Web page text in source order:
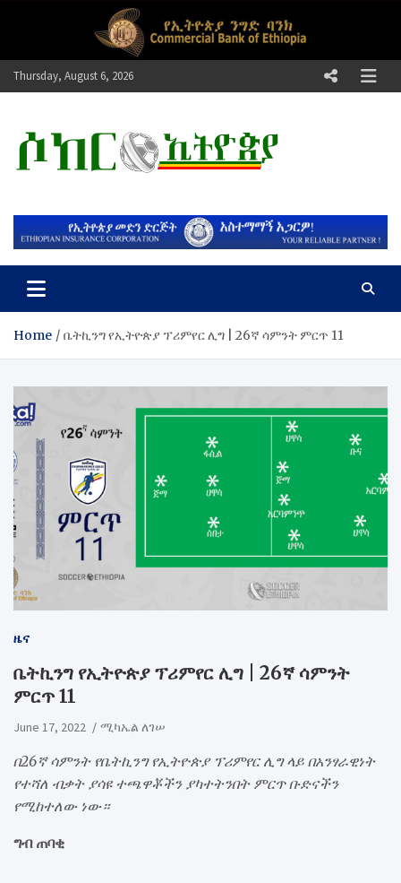
Thursday, August 6, 2026
ሶከር ኢትዮጵያ
Home ቤትኪንግ የኢትዮጵያ ፕሪምየር ሊግ | 26ኛ ሳምንት ምርጥ 11
ዜና
ቤትኪንግ የኢትዮጵያ ፕሪምየር ሊግ | 26ኛ ሳምንት
ምርጥ 11
June 17, 2022 ሚካኤል ለገሠ
በ26ኛ ሳምንት የቤትኪንግ የኢትዮጵያ ፕሪምየር ሊግ ላይ በአንፃራዊነት
የተሻለ ብቃት ያሳዩ ተጫዋቾችን ያካተትንበት ምርጥ ቡድናችን
የሚከተለው ነው።
ግብ ጠባቂ